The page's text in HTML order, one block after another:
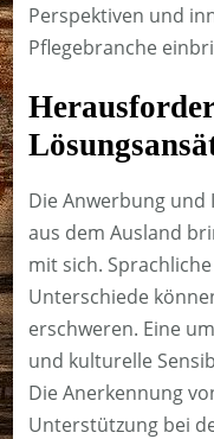
Perspektiven und
Pflegebranche
Die Anwerbung
aus dem Ausland
mit sich.
Unterschiede
erschweren. Eine
und kulturelle
Die Anerkennung
Unterstützung bei